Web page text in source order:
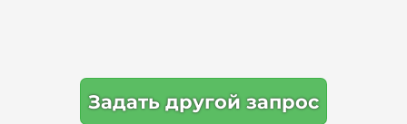
Задать другой запрос